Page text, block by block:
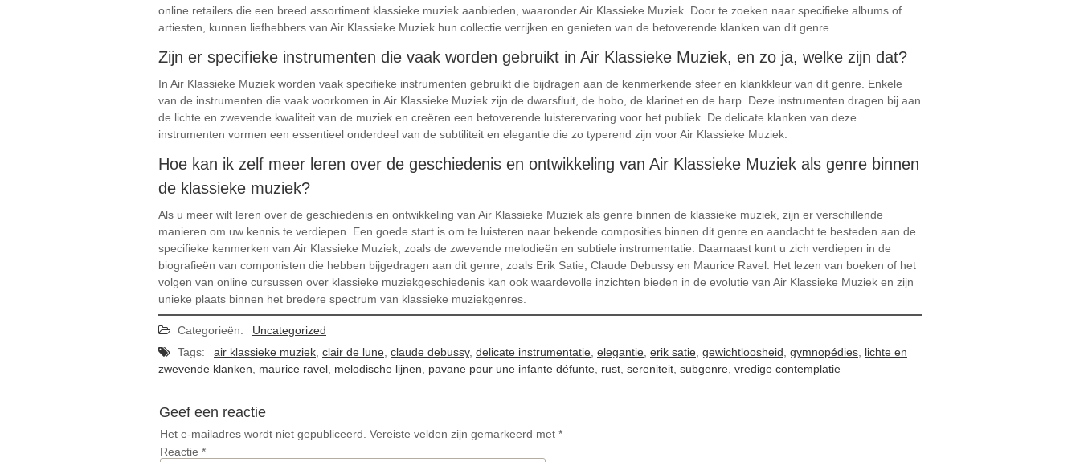
online retailers die een breed assortiment klassieke muziek aanbieden, waaronder Air Klassieke Muziek. Door te zoeken naar specifieke albums of
artiesten, kunnen liefhebbers van Air Klassieke Muziek hun collectie verrijken en genieten van de betoverende klanken van dit genre.
Zijn er specifieke instrumenten die vaak worden gebruikt in Air Klassieke Muziek, en zo ja, welke zijn dat?
In Air Klassieke Muziek worden vaak specifieke instrumenten gebruikt die bijdragen aan de kenmerkende sfeer en klankkleur van dit genre. Enkele
van de instrumenten die vaak voorkomen in Air Klassieke Muziek zijn de dwarsfluit, de hobo, de klarinet en de harp. Deze instrumenten dragen bij aan
de lichte en zwevende kwaliteit van de muziek en creëren een betoverende luisterervaring voor het publiek. De delicate klanken van deze
instrumenten vormen een essentieel onderdeel van de subtiliteit en elegantie die zo typerend zijn voor Air Klassieke Muziek.
Hoe kan ik zelf meer leren over de geschiedenis en ontwikkeling van Air Klassieke Muziek als genre binnen
de klassieke muziek?
Als u meer wilt leren over de geschiedenis en ontwikkeling van Air Klassieke Muziek als genre binnen de klassieke muziek, zijn er verschillende
manieren om uw kennis te verdiepen. Een goede start is om te luisteren naar bekende composities binnen dit genre en aandacht te besteden aan de
specifieke kenmerken van Air Klassieke Muziek, zoals de zwevende melodieën en subtiele instrumentatie. Daarnaast kunt u zich verdiepen in de
biografieën van componisten die hebben bijgedragen aan dit genre, zoals Erik Satie, Claude Debussy en Maurice Ravel. Het lezen van boeken of het
volgen van online cursussen over klassieke muziekgeschiedenis kan ook waardevolle inzichten bieden in de evolutie van Air Klassieke Muziek en zijn
unieke plaats binnen het bredere spectrum van klassieke muziekgenres.
Categorieën:
Uncategorized
Tags:
air klassieke muziek clair de lune claude debussy, delicate instrumentatie elegantie erik satie gewichtloosheid gymnopédies lichte en
zwevende klanken
maurice ravel melodische lijnen pavane pour une infante défunte rust sereniteit subgenre vredige contemplatie
Geef een reactie
Het e-mailadres wordt niet gepubliceerd. Vereiste velden zijn gemarkeerd met *
Reactie *